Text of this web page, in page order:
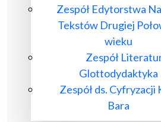
Zespół Edytorstwa
Tekstów Drugiej
wieku
Zespół
Glottodydaktyka
Zespół ds.
Bara